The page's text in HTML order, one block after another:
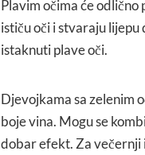
Plavim očima će
ističu oči i stvaraju
istaknuti plave oči.
Djevojkama sa zelenim
boje vina. Mogu se
dobar efekt. Za večernji